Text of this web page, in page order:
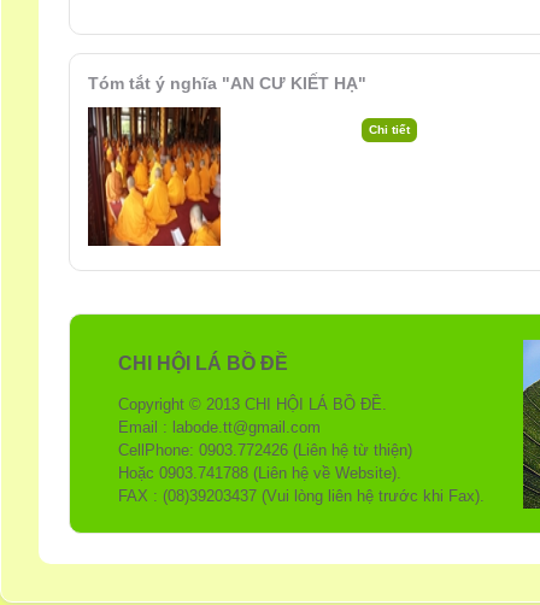
Tóm tắt ý nghĩa "AN CƯ KIẾT HẠ"
CHI HỘI LÁ BỒ ĐỀ
Copyright © 2013 CHI HỘI LÁ BỒ ĐỀ.
Email : labode.tt@gmail.com
CellPhone: 0903.772426 (Liên hệ từ thiện)
Hoặc 0903.741788 (Liên hệ về Website).
FAX : (08)39203437 (Vui lòng liên hệ trước khi Fax).